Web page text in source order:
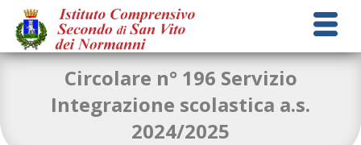
Circolare n° 196 Servizio
Integrazione scolastica a.s.
2024/2025